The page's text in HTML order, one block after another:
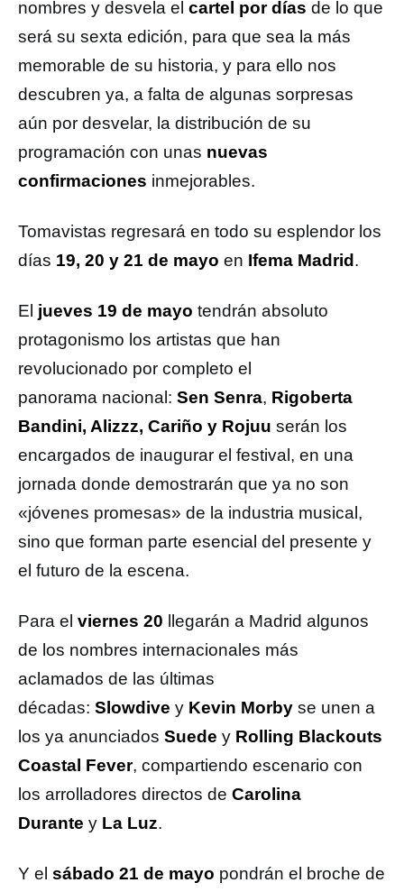
nombres y desvela el cartel por días de lo que
será su sexta edición, para que sea la más
memorable de su historia, y para ello nos
descubren ya, a falta de algunas sorpresas
aún por desvelar, la distribución de su
programación con unas nuevas
confirmaciones inmejorables.
Tomavistas regresará en todo su esplendor los
días 19, 20 y 21 de mayo en Ifema Madrid .
El jueves 19 de mayo tendrán absoluto
protagonismo los artistas que han
revolucionado por completo el
panorama nacional: Sen Senra, Rigoberta
Bandini, Alizzz, Cariño y Rojuu serán los
encargados de inaugurar el festival, en una
jornada donde demostrarán que ya no son
«jóvenes promesas» de la industria musical,
sino que forman parte esencial del presente y
el futuro de la escena.
Para el viernes 20 llegarán a Madrid algunos
de los nombres internacionales más
aclamados de las últimas
décadas: Slowdive y Kevin Morby se unen a
los ya anunciados Suede y Rolling Blackouts
Coastal Fever, compartiendo escenario con
los arrolladores directos de Carolina
Durante y La Luz.
Y el sábado 21 de mayo pondrán el broche de